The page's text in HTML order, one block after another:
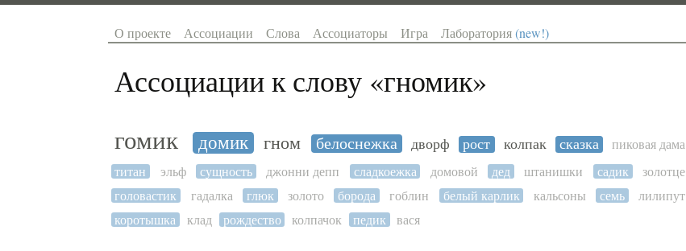
О проекте Ассоциации Слова Ассоциаторы Игра Лаборатория(new!)
Ассоциации к слову «гномик»
гомик домик гном белоснежка дворф рост колпак сказка
пиковая дама
титан
эльф сущность джонни депп сладкоежка домовой дед штанишки садик
золотце
головастик
гадалка глюк золото борода гоблин белый карлик кальсоны семь
лилипут
коротышка
клад рождество колпачок педик вася